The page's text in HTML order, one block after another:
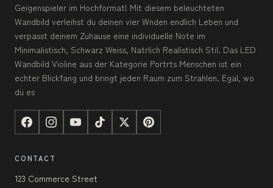
Geigenspieler im Hochformat! Mit diesem beleuchteten
Wandbild verleihst du deinen vier Wnden endlich Leben und
verpasst deinem Zuhause eine individuelle Note im
Minimalistisch, Schwarz Weiss, Natrlich Realistisch Stil. Das LED
Wandbild Violine aus der Kategorie Portrts Menschen ist ein
echter Blickfang und bringt jeden Raum zum Strahlen. Egal, wo
du es
CONTACT
123 Commerce Street